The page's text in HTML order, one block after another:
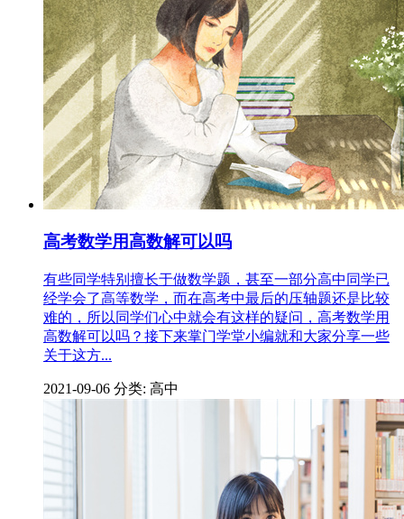
高考数学用高数解可以吗
有些同学特别擅长于做数学题，甚至一部分高中同学已
经学会了高等数学，而在高考中最后的压轴题还是比较
难的，所以同学们心中就会有这样的疑问，高考数学用
高数解可以吗？接下来掌门学堂小编就和大家分享一些
关于这方...
2021-09-06 分类: 高中